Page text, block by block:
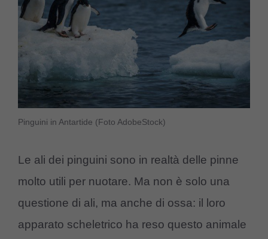
Pinguini in Antartide (Foto AdobeStock)
Le ali dei pinguini sono in realtà delle pinne
molto utili per nuotare. Ma non è solo una
questione di ali, ma anche di ossa: il loro
apparato scheletrico ha reso questo animale